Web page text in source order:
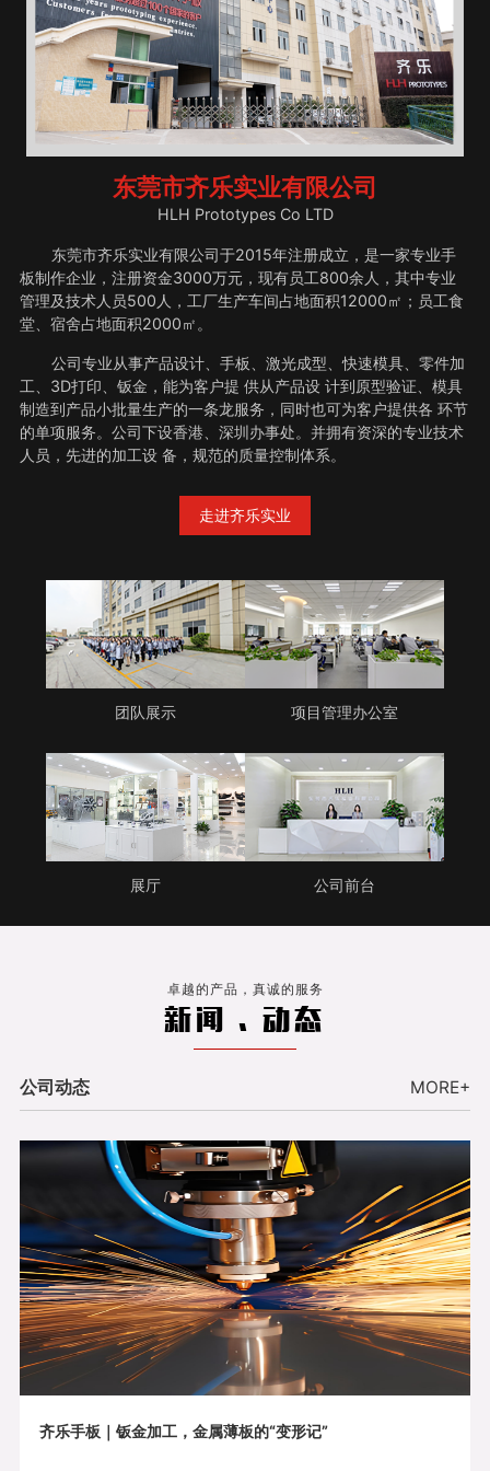
东莞市齐乐实业有限公司
HLH Prototypes Co LTD
东莞市齐乐实业有限公司于2015年注册成立，是一家专业手
板制作企业，注册资金3000万元，现有员工800余人，其中专业
管理及技术人员500人，工厂生产车间占地面积12000㎡；员工食
堂、宿舍占地面积2000㎡。
公司专业从事产品设计、手板、激光成型、快速模具、零件加
工、3D打印、钣金，能为客户提 供从产品设 计到原型验证、模具
制造到产品小批量生产的一条龙服务，同时也可为客户提供各 环节
的单项服务。公司下设香港、深圳办事处。并拥有资深的专业技术
人员，先进的加工设 备，规范的质量控制体系。
走进齐乐实业
团队展示 项目管理办公室
展厅 公司前台
卓越的产品，真诚的服务
新闻 . 动态
公司动态 MORE+
齐乐手板｜钣金加工，金属薄板的“变形记”